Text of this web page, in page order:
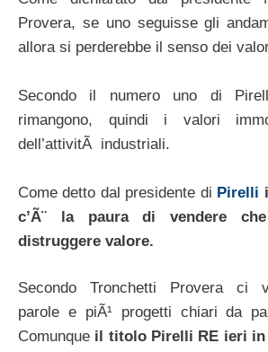
Provera, se uno seguisse gli
allora si perderebbe il senso dei
Secondo il numero uno di
rimangono, quindi i valori
dell’attivitÃ industriali.
Come detto dal presidente di Pirelli
c’Ã¨ la paura di vendere
distruggere valore.
Secondo Tronchetti Provera ci
parole e piÃ¹ progetti chiari da
Comunque il titolo Pirelli RE ieri in